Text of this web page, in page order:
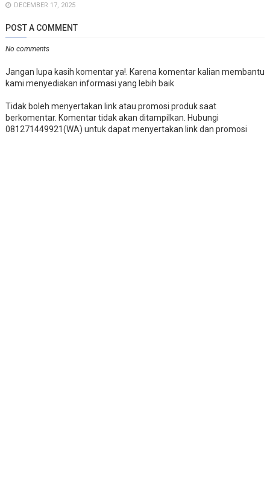
DECEMBER 17, 2025
POST A COMMENT
No comments
Jangan lupa kasih komentar ya!. Karena komentar kalian membantu
kami menyediakan informasi yang lebih baik
Tidak boleh menyertakan link atau promosi produk saat
berkomentar. Komentar tidak akan ditampilkan. Hubungi
081271449921(WA) untuk dapat menyertakan link dan promosi